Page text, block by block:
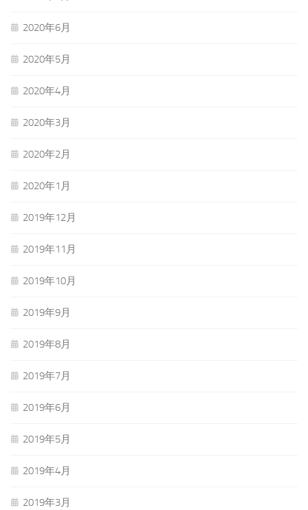
2020年6月
2020年5月
2020年4月
2020年3月
2020年2月
2020年1月
2019年12月
2019年11月
2019年10月
2019年9月
2019年8月
2019年7月
2019年6月
2019年5月
2019年4月
2019年3月